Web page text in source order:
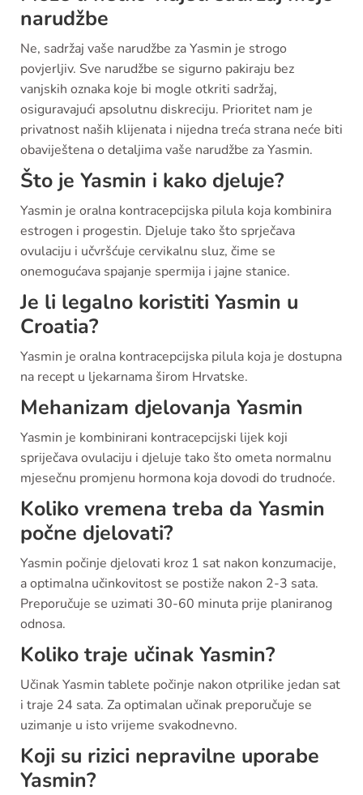
narudžbe
Ne, sadržaj vaše narudžbe za Yasmin je strogo
povjerljiv. Sve narudžbe se sigurno pakiraju bez
vanjskih oznaka koje bi mogle otkriti sadržaj,
osiguravajući apsolutnu diskreciju. Prioritet nam je
privatnost naših klijenata i nijedna treća strana neće biti
obaviještena o detaljima vaše narudžbe za Yasmin.
Što je Yasmin i kako djeluje?
Yasmin je oralna kontracepcijska pilula koja kombinira
estrogen i progestin. Djeluje tako što sprječava
ovulaciju i učvršćuje cervikalnu sluz, čime se
onemogućava spajanje spermija i jajne stanice.
Je li legalno koristiti Yasmin u
Croatia?
Yasmin je oralna kontracepcijska pilula koja je dostupna
na recept u ljekarnama širom Hrvatske.
Mehanizam djelovanja Yasmin
Yasmin je kombinirani kontracepcijski lijek koji
spriječava ovulaciju i djeluje tako što ometa normalnu
mjesečnu promjenu hormona koja dovodi do trudnoće.
Koliko vremena treba da Yasmin
počne djelovati?
Yasmin počinje djelovati kroz 1 sat nakon konzumacije,
a optimalna učinkovitost se postiže nakon 2-3 sata.
Preporučuje se uzimati 30-60 minuta prije planiranog
odnosa.
Koliko traje učinak Yasmin?
Učinak Yasmin tablete počinje nakon otprilike jedan sat
i traje 24 sata. Za optimalan učinak preporučuje se
uzimanje u isto vrijeme svakodnevno.
Koji su rizici nepravilne uporabe
Yasmin?